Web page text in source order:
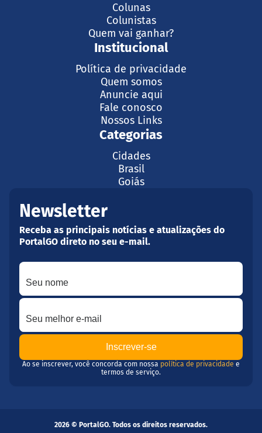
Colunas
Colunistas
Quem vai ganhar?
Institucional
Política de privacidade
Quem somos
Anuncie aqui
Fale conosco
Nossos Links
Categorias
Cidades
Brasil
Goiás
Newsletter
Receba as principais notícias e atualizações do
PortalGO direto no seu e-mail.
Seu nome
Seu melhor e-mail
Ao se inscrever, você concorda com nossa política de privacidade e
termos de serviço.
2026 © PortalGO. Todos os direitos reservados.